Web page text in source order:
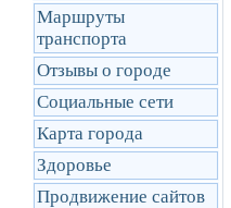
Маршруты
транcпорта
Отзывы о городе
Социальные сети
Карта города
Здоровье
Продвижение сайтов